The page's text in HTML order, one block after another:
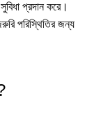
প্রদান করে।
পরিস্থিতির জন্য